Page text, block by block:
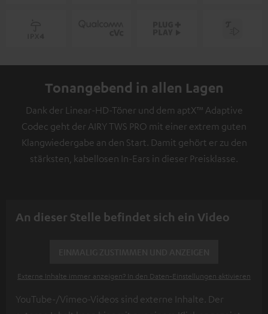
Tonangebend in allen Lagen
Dank der Linear-HD-Töner und dem aptX™ Adaptive
Codec geht der AIRY TWS PRO mit einer extrem guten
Klangwiedergabe an den Start. Damit gehört er zu den
stärksten, kabellosen In-Ears in dieser Preisklasse.
An dieser Stelle befindet sich ein Video
Externe Inhalte immer anzeigen? In den Daten‑Einstellungen aktivieren
YouTube-/Vimeo-Videos sind externe Inhalte. Der